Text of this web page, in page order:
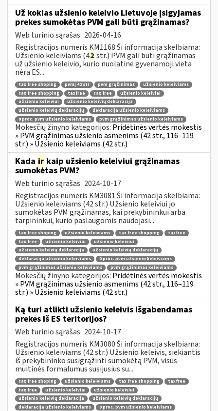
Už kokias užsienio keleivio Lietuvoje įsigyjamas
prekes sumokėtas PVM gali būti grąžinamas?
Web turinio sąrašas 2026-04-16
Registracijos numeris KM1168 Ši informacija skelbiama:
Užsienio keleiviams (42 str.) PVM gali būti grąžinamas
už užsienio keleivio, kurio nuolatinė gyvenamoji vieta
nėra ES...
tax free shoping pvmį 42 str pvm grąžinimas
užsienio keleiviams
tax free shopping
taxfree tax free
užsienio keleiviai
užsienio keleiviui
užsienio keleivių deklaracija
užsienio keleivių deklaracijų
deklaracija užsienio keleiviams
0 proc. pvm užsienio keleiviams
pvm grąžinimas užsienio keleiviams
Mokesčių žinyno kategorijos: Pridėtinės vertės mokestis
» PVM grąžinimas užsienio asmenims (42 str., 116–119
str.) » Užsienio keleiviams (42 str.)
Kada ir kaip užsienio keleiviui grąžinamas
sumokėtas PVM?
Web turinio sąrašas 2024-10-17
Registracijos numeris KM3081 Ši informacija skelbiama:
Užsienio keleiviams (42 str.) Užsienio keleiviui jo
sumokėtas PVM grąžinamas, kai prekybininkui arba
tarpininkui, kurio paslaugomis naudojasi...
tax free shoping užsienio keleiviams tax free shopping
taxfree
tax free
užsienio keleiviai
užsienio keleiviui
užsienio keleivių deklaracija
užsienio keleivių deklaracijų
deklaracija užsienio keleiviams
0 proc. pvm užsienio keleiviams
pvm grąžinimas užsienio keleiviams
pvm grąžinimas keleiviams
Mokesčių žinyno kategorijos: Pridėtinės vertės mokestis
» PVM grąžinimas užsienio asmenims (42 str., 116–119
str.) » Užsienio keleiviams (42 str.)
Ką turi atlikti užsienio keleivis išgabendamas
prekes iš ES teritorijos?
Web turinio sąrašas 2024-10-17
Registracijos numeris KM3080 Ši informacija skelbiama:
Užsienio keleiviams (42 str.) Užsienio keleivis, siekiantis
iš prekybininko susigrąžinti sumokėtą PVM, visus
muitinės formalumus susijusius su...
tax free shoping užsienio keleiviams tax free shopping
taxfree
tax free
užsienio keleiviai
užsienio keleiviui
užsienio keleivių deklaracija
užsienio keleivių deklaracijų
deklaracija užsienio keleiviams
0 proc. pvm užsienio keleiviams